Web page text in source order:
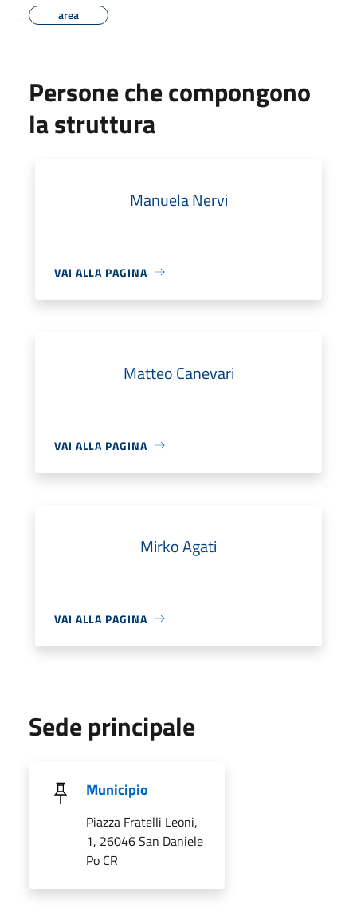
area
Persone che compongono
la struttura
Manuela Nervi
VAI ALLA PAGINA
Matteo Canevari
VAI ALLA PAGINA
Mirko Agati
VAI ALLA PAGINA
Sede principale
Municipio
Piazza Fratelli Leoni,
1, 26046 San Daniele
Po CR